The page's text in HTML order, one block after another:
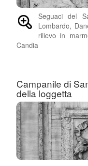
Seguaci del
Lombardo,
rilievo in
Candia
Campanile di
della loggetta